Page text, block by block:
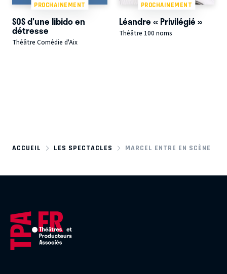
PROCHAINEMENT
SOS d'une libido en
détresse
Théâtre Comédie d'Aix
PROCHAINEMENT
Léandre « Privilégié »
Théâtre 100 noms
ACCUEIL LES SPECTACLES MARCEL ENTRE EN SCÈNE